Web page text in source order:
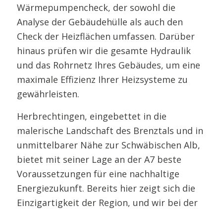
Wärmepumpencheck, der sowohl die
Analyse der Gebäudehülle als auch den
Check der Heizflächen umfassen. Darüber
hinaus prüfen wir die gesamte Hydraulik
und das Rohrnetz Ihres Gebäudes, um eine
maximale Effizienz Ihrer Heizsysteme zu
gewährleisten.
Herbrechtingen, eingebettet in die
malerische Landschaft des Brenztals und in
unmittelbarer Nähe zur Schwäbischen Alb,
bietet mit seiner Lage an der A7 beste
Voraussetzungen für eine nachhaltige
Energiezukunft. Bereits hier zeigt sich die
Einzigartigkeit der Region, und wir bei der